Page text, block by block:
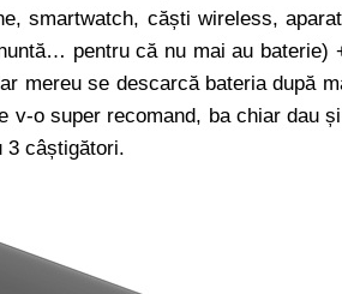
smartwatch, căști wireless,
pentru că nu mai au baterie)
mereu se descarcă bateria după
v-o super recomand, ba chiar dau
3 câștigători.